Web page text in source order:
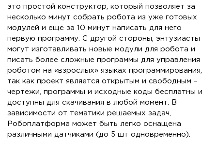
это простой конструктор, который позволяет за
несколько минут собрать робота из уже готовых
модулей и ещё за 10 минут написать для него
первую программу. С другой стороны, энтузиасты
могут изготавливать новые модули для робота и
писать более сложные программы для управления
роботом на «взрослых» языках программирования,
так как проект является открытым и свободным –
чертежи, программы и исходные коды бесплатны и
доступны для скачивания в любой момент. В
зависимости от тематики решаемых задач,
Робоплатформа может быть легко оснащена
различными датчиками (до 5 шт одновременно).